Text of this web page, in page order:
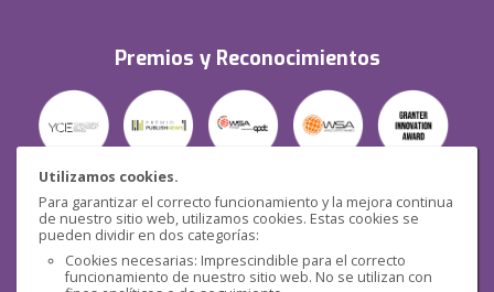
Utilizamos cookies.
Para garantizar el correcto funcionamiento y la mejora continua
de nuestro sitio web, utilizamos cookies. Estas cookies se
pueden dividir en dos categorías:
Cookies necesarias: Imprescindible para el correcto
funcionamiento de nuestro sitio web. No se utilizan con
Premios y Reconocimientos
Seguridad